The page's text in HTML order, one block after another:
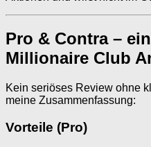
Pro & Contra –
Millionaire Club
Kein seriöses Review ohne
meine Zusammenfassung:
Vorteile (Pro)